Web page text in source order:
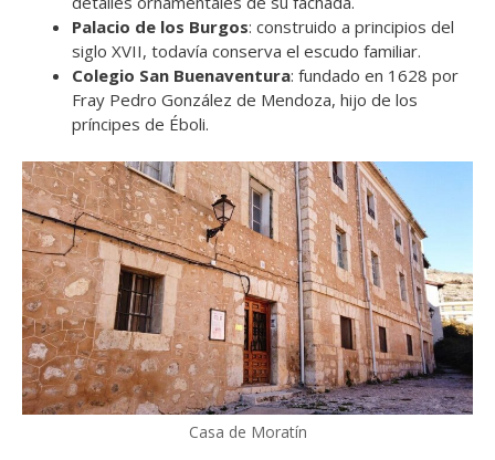
Palacio de los Burgos: construido a principios del
siglo XVII, todavía conserva el escudo familiar.
Colegio San Buenaventura: fundado en 1628 por
Fray Pedro González de Mendoza, hijo de los
príncipes de Éboli.
Casa de Moratín